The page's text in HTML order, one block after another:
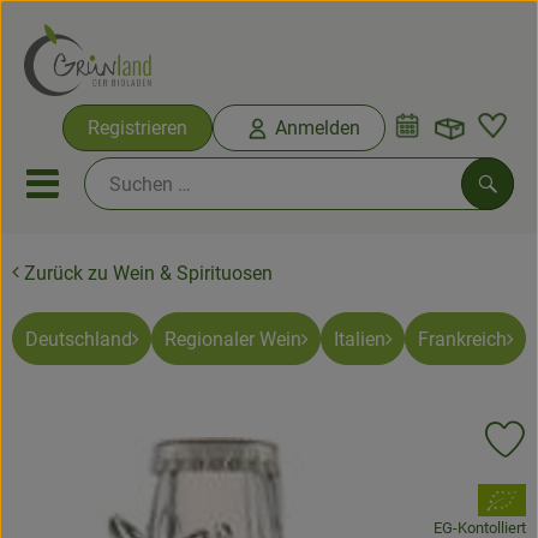
Registrieren Anmelden
Mobiles Menu öffnen oder
Ökokisten
Bio-Kochkisten
Obst & Gemüse
Zurück zu Wein & Spirituosen
Deutschland Regionaler Wein Italien Frankreich
, Verband:
EG-Kontolliert